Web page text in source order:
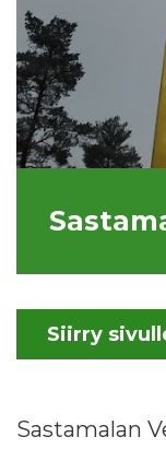
Siirry
Sastamalan